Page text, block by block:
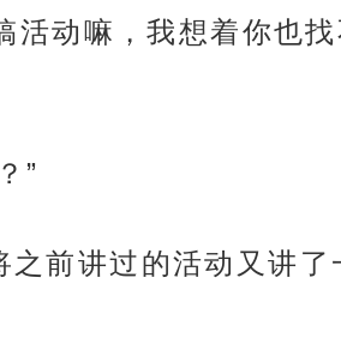
动嘛，我想着你也
”
前讲过的活动又讲了